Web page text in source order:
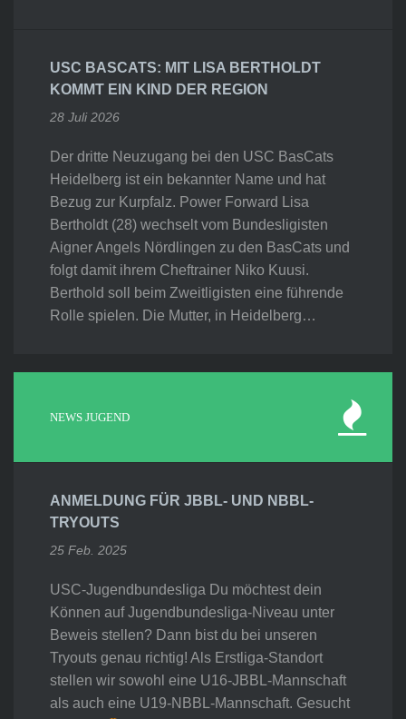
USC BASCATS: MIT LISA BERTHOLDT
KOMMT EIN KIND DER REGION
28 Juli 2026
Der dritte Neuzugang bei den USC BasCats
Heidelberg ist ein bekannter Name und hat
Bezug zur Kurpfalz. Power Forward Lisa
Bertholdt (28) wechselt vom Bundesligisten
Aigner Angels Nördlingen zu den BasCats und
folgt damit ihrem Cheftrainer Niko Kuusi.
Berthold soll beim Zweitligisten eine führende
Rolle spielen. Die Mutter, in Heidelberg…
NEWS JUGEND
ANMELDUNG FÜR JBBL- UND NBBL-
TRYOUTS
25 Feb. 2025
USC-Jugendbundesliga Du möchtest dein
Können auf Jugendbundesliga-Niveau unter
Beweis stellen? Dann bist du bei unseren
Tryouts genau richtig! Als Erstliga-Standort
stellen wir sowohl eine U16-JBBL-Mannschaft
als auch eine U19-NBBL-Mannschaft. Gesucht